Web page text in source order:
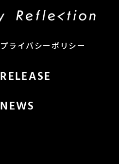
プライバシーポリシー
RELEASE
NEWS